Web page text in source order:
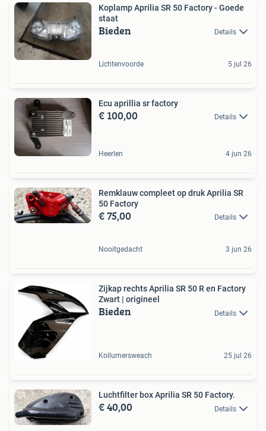
Koplamp Aprilia SR 50 Factory - Goede
staat
Bieden Details
Lichtenvoorde 5 jul 26
Ecu aprillia sr factory
€ 100,00 Details
Heerlen 4 jun 26
Remklauw compleet op druk Aprilia SR
50 Factory
€ 75,00 Details
Nooitgedacht 3 jun 26
Zijkap rechts Aprilia SR 50 R en Factory
Zwart | origineel
Bieden Details
Kollumersweach 25 jul 26
Luchtfilter box Aprilia SR 50 Factory.
€ 40,00 Details